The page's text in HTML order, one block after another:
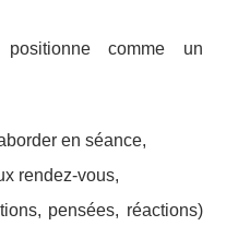
comme un
en séance,
rendez-vous,
pensées, réactions)